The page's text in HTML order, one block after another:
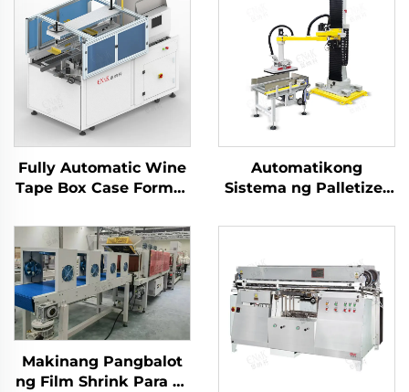
Fully Automatic Wine
Tape Box Case Former
Machine
Automatikong
Sistema ng Palletizer
ng Carton ENK-
Makinang Pangbalot
ng Film Shrink Para sa